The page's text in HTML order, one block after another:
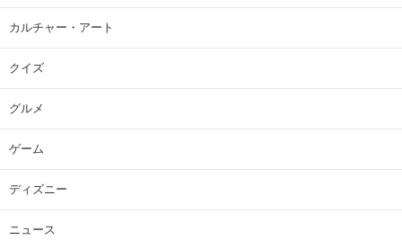
カルチャー・アート
クイズ
グルメ
ゲーム
ディズニー
ニュース